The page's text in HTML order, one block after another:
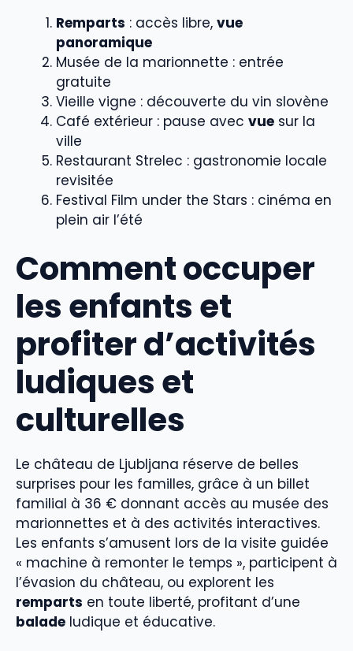
Remparts : accès libre, vue
panoramique
Musée de la marionnette : entrée
gratuite
Vieille vigne : découverte du vin slovène
Café extérieur : pause avec vue sur la
ville
Restaurant Strelec : gastronomie locale
revisitée
Festival Film under the Stars : cinéma en
plein air l’été
Comment occuper
les enfants et
profiter d’activités
ludiques et
culturelles
Le château de Ljubljana réserve de belles
surprises pour les familles, grâce à un billet
familial à 36 € donnant accès au musée des
marionnettes et à des activités interactives.
Les enfants s’amusent lors de la visite guidée
« machine à remonter le temps », participent à
l’évasion du château, ou explorent les
remparts en toute liberté, profitant d’une
balade ludique et éducative.